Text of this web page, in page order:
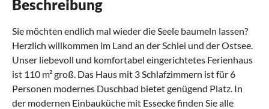
Beschreibung
Sie möchten endlich mal wieder die Seele baumeln lassen?
Herzlich willkommen im Land an der Schlei und der Ostsee.
Unser liebevoll und komfortabel eingerichtetes Ferienhaus
ist 110 m² groß. Das Haus mit 3 Schlafzimmern ist für 6
Personen modernes Duschbad bietet genügend Platz. In
der modernen Einbauküche mit Essecke finden Sie alle